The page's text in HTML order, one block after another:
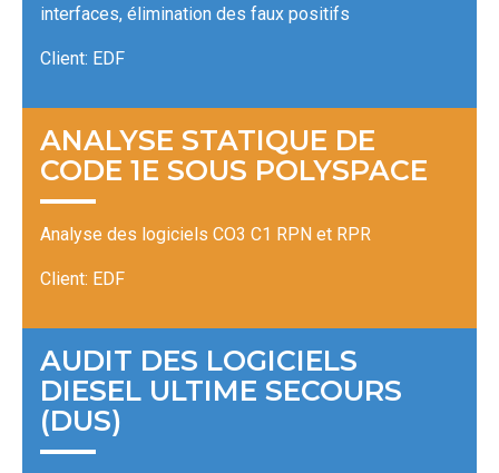
interfaces, élimination des faux positifs
Client: EDF
ANALYSE STATIQUE DE
CODE 1E SOUS POLYSPACE
Analyse des logiciels CO3 C1 RPN et RPR
Client: EDF
AUDIT DES LOGICIELS
DIESEL ULTIME SECOURS
(DUS)